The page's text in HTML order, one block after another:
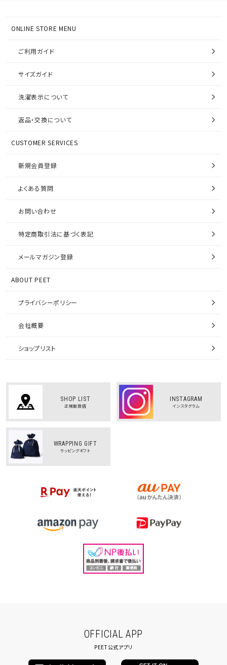
ONLINE STORE MENU
ご利用ガイド
サイズガイド
洗濯表示について
返品・交換について
CUSTOMER SERVICES
新規会員登録
よくある質問
お問い合わせ
特定商取引法に基づく表記
メールマガジン登録
ABOUT PEET
プライバシーポリシー
会社概要
ショップリスト
SHOP LIST
正規取扱店
INSTAGRAM
インスタグラム
WRAPPING GIFT
ラッピングギフト
OFFICIAL APP
PEET公式アプリ